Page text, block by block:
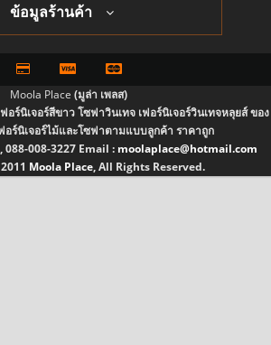
ข้อมูลร้านค้า
Moola Place (มูล่า เพลส)
อร์นิเจอร์สีขาว โซฟาวินเทจ เฟอร์นิเจอร์วินเทจหลุยส์ ของ
อร์นิเจอร์ไม้และโซฟาตามแบบลูกค้า ราคาถูก
088-008-3227 Email : moolaplace@hotmail.com
Moola Place, All Rights Reserved.